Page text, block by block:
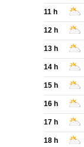
11 h
12 h
13 h
14 h
15 h
16 h
17 h
18 h